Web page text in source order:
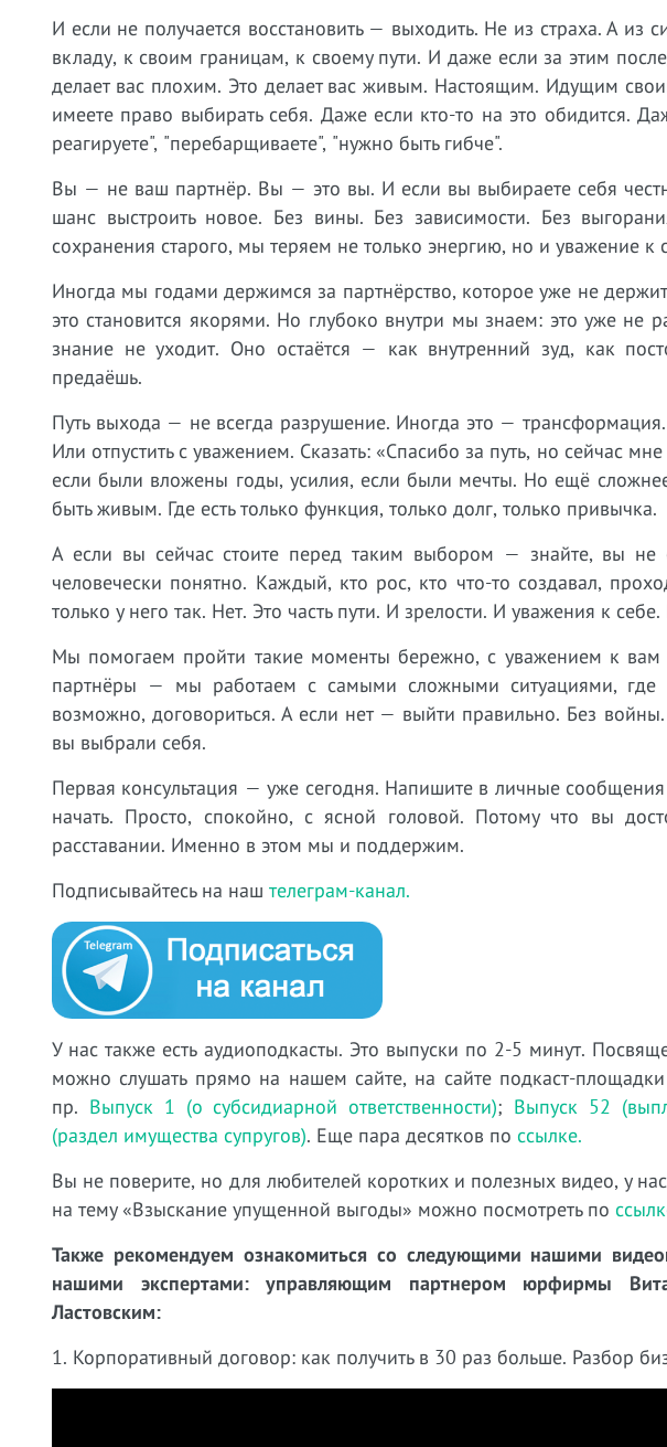
И если не получается восстановить — выходить. Не из страха. А из
вкладу, к своим границам, к своему пути. И даже если за этим
делает вас плохим. Это делает вас живым. Настоящим. Идущим
имеете право выбирать себя. Даже если кто-то на это обидится.
реагируете", "перебарщиваете", "нужно быть гибче".
Вы — не ваш партнёр. Вы — это вы. И если вы выбираете себя
шанс выстроить новое. Без вины. Без зависимости. Без
сохранения старого, мы теряем не только энергию, но и уважение к
Иногда мы годами держимся за партнёрство, которое уже не
это становится якорями. Но глубоко внутри мы знаем: это уже не
знание не уходит. Оно остаётся — как внутренний зуд, как
предаёшь.
Путь выхода — не всегда разрушение. Иногда это —
Или отпустить с уважением. Сказать: «Спасибо за путь, но сейчас
если были вложены годы, усилия, если были мечты. Но ещё
быть живым. Где есть только функция, только долг, только привычка.
А если вы сейчас стоите перед таким выбором — знайте, вы
человечески понятно. Каждый, кто рос, кто что-то создавал,
только у него так. Нет. Это часть пути. И зрелости. И уважения к
Мы помогаем пройти такие моменты бережно, с уважением к вам
партнёры — мы работаем с самыми сложными ситуациями, где
возможно, договориться. А если нет — выйти правильно. Без
вы выбрали себя.
Первая консультация — уже сегодня. Напишите в личные
начать. Просто, спокойно, с ясной головой. Потому что вы
расставании. Именно в этом мы и поддержим.
Подписывайтесь на наш телеграм-канал.
У нас также есть аудиоподкасты. Это выпуски по 2-5 минут.
можно слушать прямо на нашем сайте, на сайте подкаст-
пр. Выпуск 1 (о субсидиарной ответственности); Выпуск 52
(раздел имущества супругов). Еще пара десятков по ссылке.
Вы не поверите, но для любителей коротких и полезных видео, у
на тему «Взыскание упущенной выгоды» можно посмотреть по
Также рекомендуем ознакомиться со следующими нашими
нашими экспертами: управляющим партнером юрфирмы
Ластовским:
1. Корпоративный договор: как получить в 30 раз больше. Разбор